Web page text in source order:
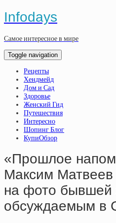
Infodays
Самое интересное в мире
Toggle navigation
Рецепты
Хендмейд
Дом и Сад
Здоровье
Женский Гид
Путешествия
Интересно
Шопинг Блог
КупиОбзор
«Прошлое
Максим Матвеев
на фото бывшей
обсуждаемым в